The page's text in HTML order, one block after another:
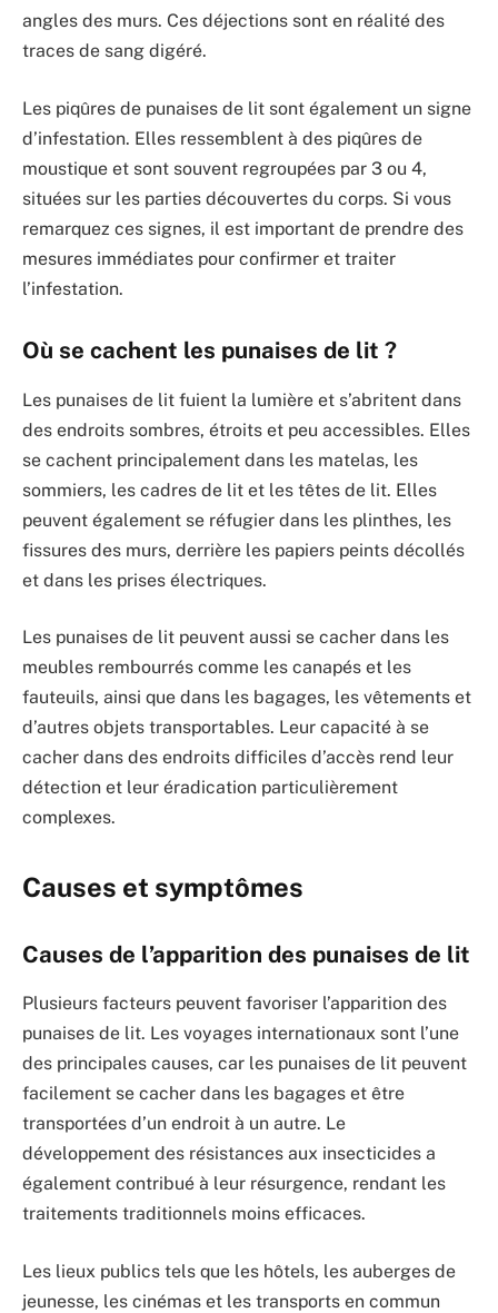
angles des murs. Ces déjections sont en réalité des
traces de sang digéré.
Les piqûres de punaises de lit sont également un signe
d’infestation. Elles ressemblent à des piqûres de
moustique et sont souvent regroupées par 3 ou 4,
situées sur les parties découvertes du corps. Si vous
remarquez ces signes, il est important de prendre des
mesures immédiates pour confirmer et traiter
l’infestation.
Où se cachent les punaises de lit ?
Les punaises de lit fuient la lumière et s’abritent dans
des endroits sombres, étroits et peu accessibles. Elles
se cachent principalement dans les matelas, les
sommiers, les cadres de lit et les têtes de lit. Elles
peuvent également se réfugier dans les plinthes, les
fissures des murs, derrière les papiers peints décollés
et dans les prises électriques.
Les punaises de lit peuvent aussi se cacher dans les
meubles rembourrés comme les canapés et les
fauteuils, ainsi que dans les bagages, les vêtements et
d’autres objets transportables. Leur capacité à se
cacher dans des endroits difficiles d’accès rend leur
détection et leur éradication particulièrement
complexes.
Causes et symptômes
Causes de l’apparition des punaises de lit
Plusieurs facteurs peuvent favoriser l’apparition des
punaises de lit. Les voyages internationaux sont l’une
des principales causes, car les punaises de lit peuvent
facilement se cacher dans les bagages et être
transportées d’un endroit à un autre. Le
développement des résistances aux insecticides a
également contribué à leur résurgence, rendant les
traitements traditionnels moins efficaces.
Les lieux publics tels que les hôtels, les auberges de
jeunesse, les cinémas et les transports en commun